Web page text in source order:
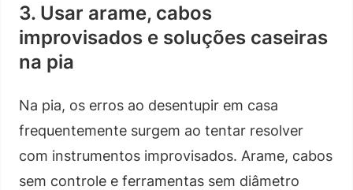
3. Usar arame, cabos
improvisados e soluções caseiras
na pia
Na pia, os erros ao desentupir em casa
frequentemente surgem ao tentar resolver
com instrumentos improvisados. Arame, cabos
sem controle e ferramentas sem diâmetro